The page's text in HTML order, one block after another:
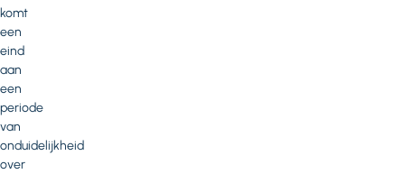
komt
een
eind
aan
een
periode
van
onduidelijkheid
over